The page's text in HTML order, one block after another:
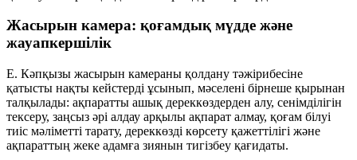
Жасырын камера: қоғамдық мүдде және
жауапкершілік
Е. Кәпқызы жасырын камераны қолдану тәжірибесіне
қатысты нақты кейстерді ұсынып, мәселені бірнеше қырынан
талқылады: ақпаратты ашық дереккөздерден алу, сенімділігін
тексеру, заңсыз әрі алдау арқылы ақпарат алмау, қоғам білуі
тиіс мәліметті тарату, дереккөзді көрсету қажеттілігі және
ақпараттың жеке адамға зиянын тигізбеу қағидаты.